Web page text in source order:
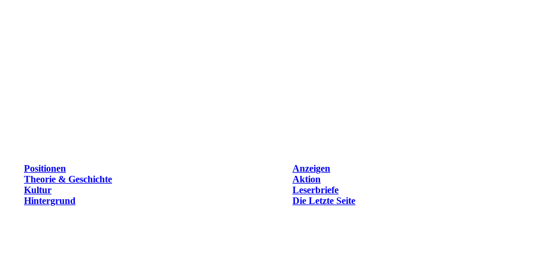
Positionen
Anzeigen
Theorie & Geschichte
Aktion
Kultur
Leserbriefe
Hintergrund Die Letzte Seite